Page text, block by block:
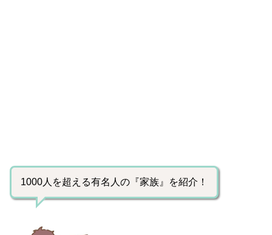
1000人を超える有名人の『家族』を紹介！